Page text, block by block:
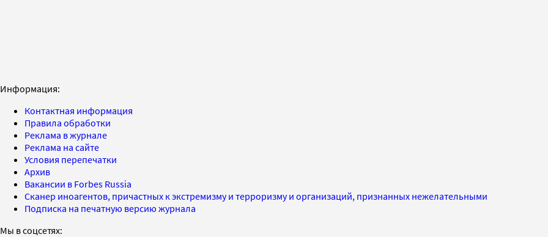
Информация:
Контактная информация
Правила обработки
Реклама в журнале
Реклама на сайте
Условия перепечатки
Архив
Вакансии в Forbes Russia
Сканер иноагентов, причастных к экстремизму и терроризму и организаций, признанных нежелательными
Подписка на печатную версию журнала
Мы в соцсетях: